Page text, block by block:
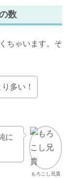
数
ちゃいます。そ
多い！
もろこし兄貴
に